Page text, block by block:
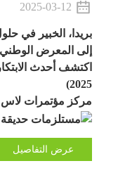
2025-03-12
بريدا، الخبير في
إلى المعرض الوطني
اكتشف أحدث
2025)
مركز مؤتمرات
عرض التفاصيل